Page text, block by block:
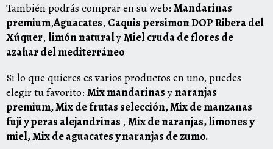
También podrás comprar en su web: Mandarinas
premium,Aguacates, Caquis persimon DOP Ribera del
Xúquer, limón naturalyMiel cruda de flores de
azahar del mediterráneo
Si lo que quieres es varios productos en uno, puedes
elegir tu favorito: Mix mandarinasynaranjas
premium,Mix de frutas selección,Mix de manzanas
fuji y peras alejandrinas ,Mix de naranjas, limones y
miel,Mix de aguacates y naranjas de zumo.